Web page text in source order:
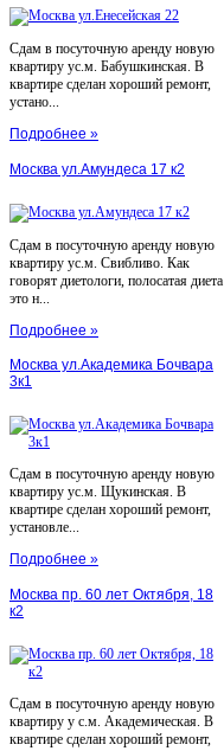
Сдам в посуточную аренду новую
квартиру ус.м. Бабушкинская. В
квартире сделан хороший ремонт,
устано...
Подробнее »
Москва ул.Амундеса 17 к2
Сдам в посуточную аренду новую
квартиру ус.м. Свибливо. Как
говорят диетологи, полосатая диета
это н...
Подробнее »
Москва ул.Академика Бочвара
3к1
Сдам в посуточную аренду новую
квартиру ус.м. Щукинская. В
квартире сделан хороший ремонт,
установле...
Подробнее »
Москва пр. 60 лет Октября, 18
к2
Сдам в посуточную аренду новую
квартиру у с.м. Академическая. В
квартире сделан хороший ремонт,